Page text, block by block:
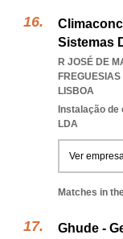
Sistemas
R JOSÉ DE
LISBOA
Instalação
LDA
Ver
Matches in
Ghude -